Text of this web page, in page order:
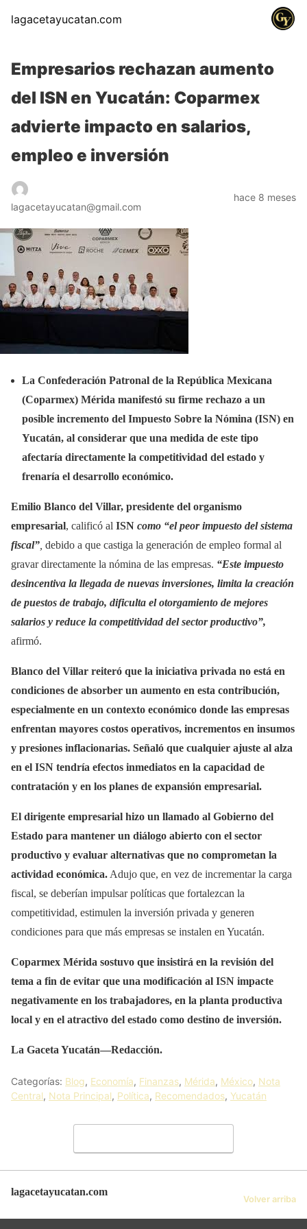
lagacetayucatan.com
Empresarios rechazan aumento
del ISN en Yucatán: Coparmex
advierte impacto en salarios,
empleo e inversión
lagacetayucatan@gmail.com
hace 8 meses
La Confederación Patronal de la República Mexicana
(Coparmex) Mérida manifestó su firme rechazo a un
posible incremento del Impuesto Sobre la Nómina (ISN) en
Yucatán, al considerar que una medida de este tipo
afectaría directamente la competitividad del estado y
frenaría el desarrollo económico.
Emilio Blanco del Villar, presidente del organismo
empresarial, calificó al ISN como “el peor impuesto del sistema
fiscal” debido a que castiga la generación de empleo formal al
gravar directamente la nómina de las empresas. “Este impuesto
desincentiva la llegada de nuevas inversiones, limita la creación
de puestos de trabajo, dificulta el otorgamiento de mejores
salarios y reduce la competitividad del sector productivo”,
afirmó.
Blanco del Villar reiteró que la iniciativa privada no está en
condiciones de absorber un aumento en esta contribución,
especialmente en un contexto económico donde las empresas
enfrentan mayores costos operativos, incrementos en insumos
y presiones inflacionarias. Señaló que cualquier ajuste al alza
en el ISN tendría efectos inmediatos en la capacidad de
contratación y en los planes de expansión empresarial.
El dirigente empresarial hizo un llamado al Gobierno del
Estado para mantener un diálogo abierto con el sector
productivo y evaluar alternativas que no comprometan la
actividad económica. Adujo que, en vez de incrementar la carga
fiscal, se deberían impulsar políticas que fortalezcan la
competitividad, estimulen la inversión privada y generen
condiciones para que más empresas se instalen en Yucatán.
Coparmex Mérida sostuvo que insistirá en la revisión del
tema a fin de evitar que una modificación al ISN impacte
negativamente en los trabajadores, en la planta productiva
local y en el atractivo del estado como destino de inversión.
La Gaceta Yucatán—Redacción.
Categorías: Blog, Economía, Finanzas, Mérida, México, Nota
Central, Nota Principal, Política, Recomendados, Yucatán
lagacetayucatan.com
Volver arriba